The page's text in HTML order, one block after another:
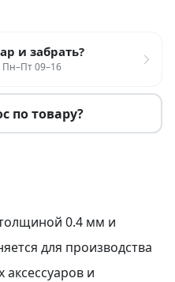
и забрать?
Пн–Пт 09–16
по товару?
0.4 мм и
для производства
и